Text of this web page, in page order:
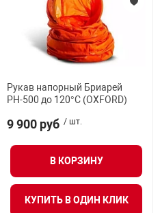
средства охраны
сигнализации
безопасность
оборудование
Рукав напорный Бриарей
РН-500 до 120°С (OXFORD)
9 900 руб / шт.
В КОРЗИНУ
КУПИТЬ В ОДИН КЛИК